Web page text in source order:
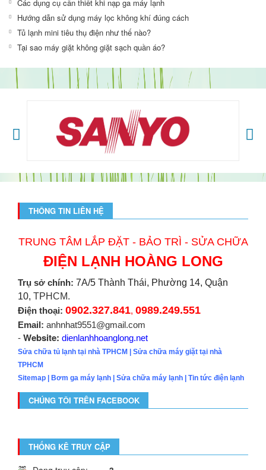
Các dụng cụ cần thiết khi nạp ga máy lạnh
Hướng dẫn sử dụng máy lọc không khí đúng cách
Tủ lạnh mini tiêu thụ điện như thế nào?
Tại sao máy giặt không giặt sạch quần áo?
THÔNG TIN LIÊN HỆ
TRUNG TÂM LẮP ĐẶT - BẢO TRÌ - SỬA CHỮA
ĐIỆN LẠNH HOÀNG LONG
Trụ sở chính: 7A/5 Thành Thái, Phường 14, Quận
10, TPHCM.
Điện thoại: 0902.327.841, 0989.249.551
Email: anhnhat9551@gmail.com
- Website: dienlanhhoanglong.net
Sửa chữa tủ lạnh tại nhà TPHCM | Sửa chữa máy giặt tại nhà
TPHCM
Sitemap | Bơm ga máy lạnh | Sửa chữa máy lạnh | Tin tức điện lạnh
CHÚNG TÔI TRÊN FACEBOOK
THỐNG KÊ TRUY CẬP